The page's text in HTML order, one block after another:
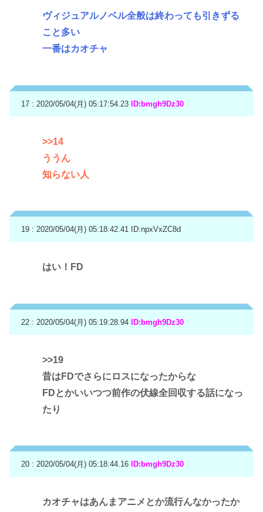
ヴィジュアルノベル全般は終わっても引きずる
こと多い
一番はカオチャ
17 : 2020/05/04(月) 05:17:54.23 ID:bmgh9Dz30
>>14
ううん
知らない人
19 : 2020/05/04(月) 05:18:42.41 ID:npxVxZC8d
はい！FD
22 : 2020/05/04(月) 05:19:28.94 ID:bmgh9Dz30
>>19
昔はFDでさらにロスになったからな
FDとかいいつつ前作の伏線全回収する話になっ
たり
20 : 2020/05/04(月) 05:18:44.16 ID:bmgh9Dz30
カオチャはあんまアニメとか流行んなかったか